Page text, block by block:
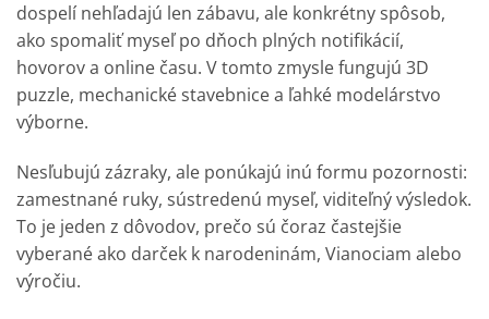
dospelí nehľadajú len zábavu, ale konkrétny spôsob,
ako spomaliť myseľ po dňoch plných notifikácií,
hovorov a online času. V tomto zmysle fungujú 3D
puzzle, mechanické stavebnice a ľahké modelárstvo
výborne.
Nesľubujú zázraky, ale ponúkajú inú formu pozornosti:
zamestnané ruky, sústredenú myseľ, viditeľný výsledok.
To je jeden z dôvodov, prečo sú čoraz častejšie
vyberané ako darček k narodeninám, Vianociam alebo
výročiu.